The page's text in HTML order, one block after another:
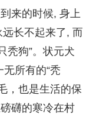
来的时候, 身上
长不起来了, 而
秃狗”。状元犬
无所有的“秃
，也是生活的保
礴的寒冷在村